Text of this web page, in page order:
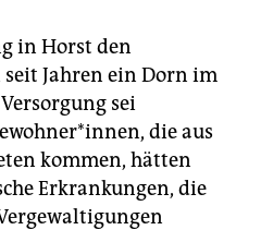
in Horst den
Jahren ein Dorn im
sei
die aus
kommen, hätten
Erkrankungen, die